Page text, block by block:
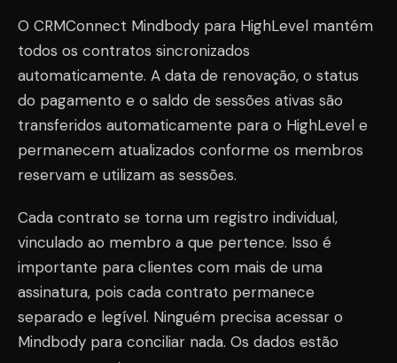
O CRMConnect Mindbody para HighLevel mantém
todos os contratos sincronizados
automaticamente. A data de renovação, o status
do pagamento e o saldo de sessões ativas são
transferidos automaticamente para o HighLevel e
permanecem atualizados conforme os membros
reservam e utilizam as sessões.
Cada contrato se torna um registro individual,
vinculado ao membro a que pertence. Isso é
importante para clientes com mais de uma
assinatura, pois cada contrato permanece
separado e legível. Ninguém precisa acessar o
Mindbody para conciliar nada. Os dados estão